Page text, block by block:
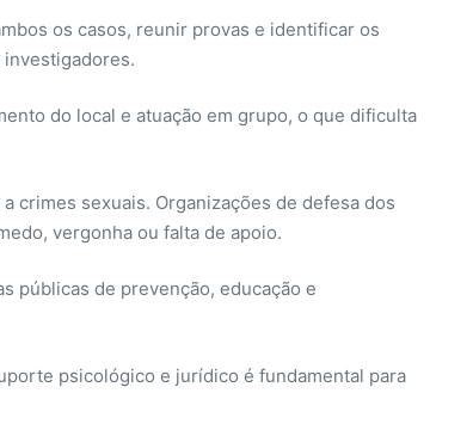
os casos, reunir provas e identificar os
do local e atuação em grupo, o que dificulta
crimes sexuais. Organizações de defesa dos
vergonha ou falta de apoio.
públicas de prevenção, educação e
psicológico e jurídico é fundamental para